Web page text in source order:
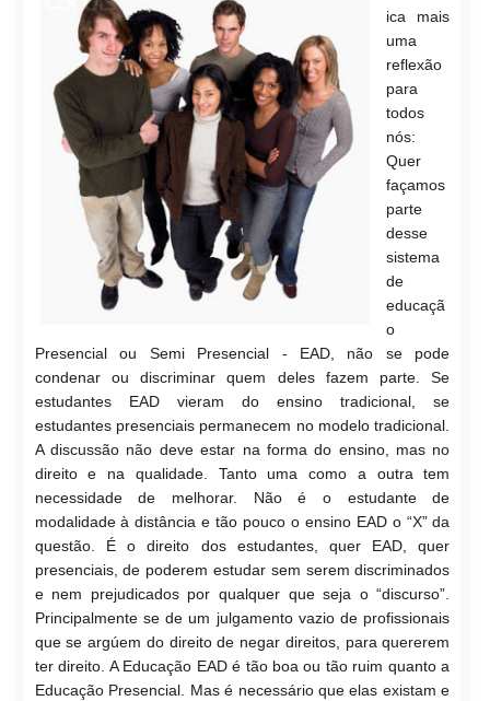
ica mais
uma
reflexão
para
todos
nós:
Quer
façamos
parte
desse
sistema
de
educaçã
o
Presencial ou Semi Presencial - EAD, não se pode
condenar ou discriminar quem deles fazem parte. Se
estudantes EAD vieram do ensino tradicional, se
estudantes presenciais permanecem no modelo tradicional.
A discussão não deve estar na forma do ensino, mas no
direitoe na qualidade. Tanto uma como a outra tem
necessidadede melhorar. Não é o estudante de
modalidade à distância e tão pouco o ensino EAD o “X” da
questão. É o direito dos estudantes, quer EAD, quer
presenciais, de poderem estudar sem serem discriminados
e nem prejudicados por qualquer que seja o “discurso”.
Principalmente se de um julgamento vazio de profissionais
que se argúem do direito de negar direitos, para quererem
ter direito. A Educação EAD é tão boa ou tão ruim quanto a
Educação Presencial. Mas é necessário que elas existam e